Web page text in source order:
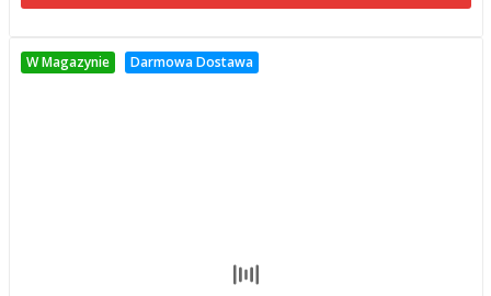
W Magazynie Darmowa Dostawa